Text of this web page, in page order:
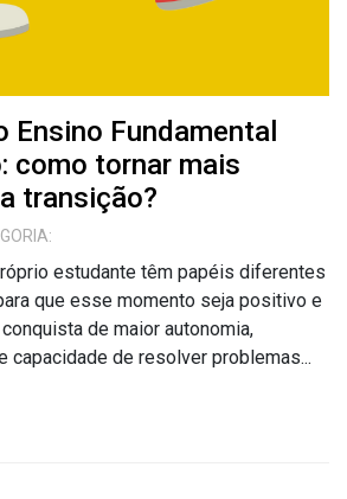
Ensino Fundamental
como tornar mais
transição?
estudante têm papéis diferentes
que esse momento seja positivo e
de maior autonomia,
capacidade de resolver problemas...